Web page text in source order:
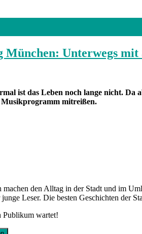
München: Unterwegs mit
ist das Leben noch lange nicht.
mitreißen.
den Alltag in der Stadt und im
Leser. Die besten Geschichten der
Publikum wartet!